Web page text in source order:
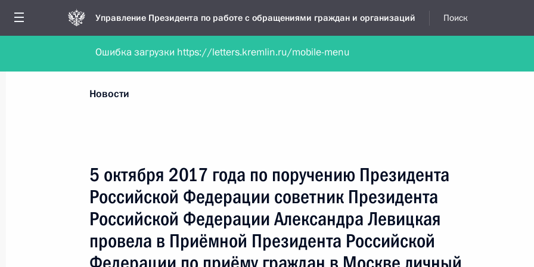
Управление Президента по работе с обращениями граждан и организаций Поиск
Обратиться в форме электронного документа Обратиться в устной форме
Все новости
Все руководители, регионы, города и темы
Новости
5 октября 2017 года по поручению Президента
Российской Федерации советник Президента
Российской Федерации Александра Левицкая
провела в Приёмной Президента Российской
Ошибка загрузки https://letters.kremlin.ru/mobile-menu